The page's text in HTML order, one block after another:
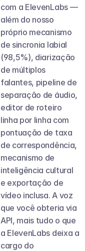
com a ElevenLabs —
além do nosso
próprio mecanismo
de sincronia labial
(98,5%), diarização
de múltiplos
falantes, pipeline de
separação de áudio,
editor de roteiro
linha por linha com
pontuação de taxa
de correspondência,
mecanismo de
inteligência cultural
e exportação de
vídeo inclusa. A voz
que você obteria via
API, mais tudo o que
a ElevenLabs deixa a
cargo do